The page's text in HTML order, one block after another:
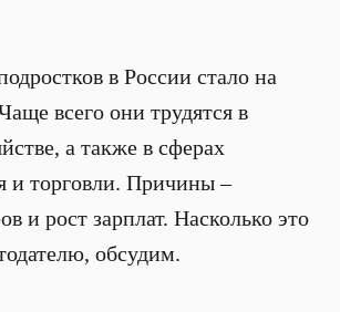
в России стало на
всего они трудятся в
а также в сферах
и торговли. Причины –
и рост зарплат. Насколько это
обсудим.